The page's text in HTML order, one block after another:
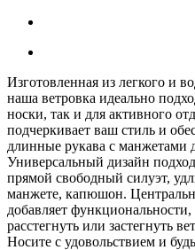
Изготовленная из легкого и
наша ветровка идеально
носки, так и для активного
подчеркивает ваш стиль и
длинные рукава с манжетами
Универсальный дизайн
прямой свободный силуэт,
манжете, капюшон.
добавляет
расстегнуть или застегнуть
Носите с удовольствием и